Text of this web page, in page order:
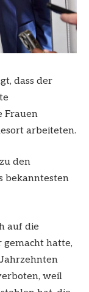
dass der
Frauen
arbeiteten.
den
bekanntesten
auf die
gemacht hatte,
weil